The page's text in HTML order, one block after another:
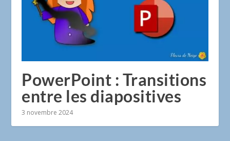
PowerPoint : Transitions
entre les diapositives
3 novembre 2024